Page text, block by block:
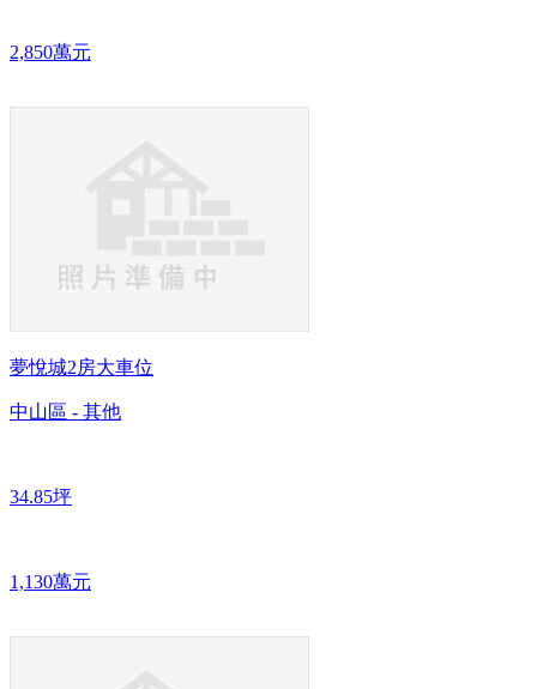
2,850萬元
夢悅城2房大車位
中山區 - 其他
34.85坪
1,130萬元